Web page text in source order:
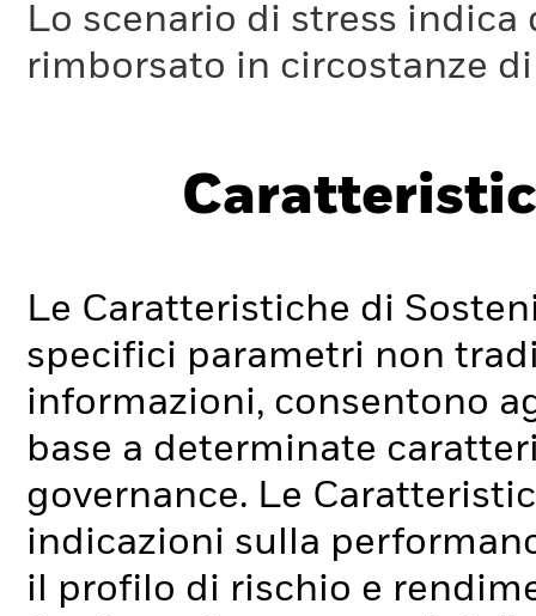
Lo scenario di stress
rimborsato in circostanze
Le Caratteristiche di
specifici parametri non
informazioni, consentono
base a determinate
governance. Le
indicazioni sulla
il profilo di rischio e